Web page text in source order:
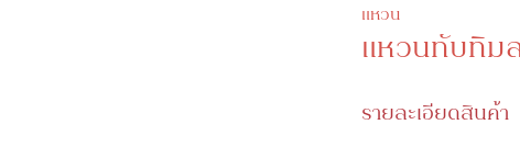
แหวน
แหวนทับทิม
รายละเอียดสินค้า